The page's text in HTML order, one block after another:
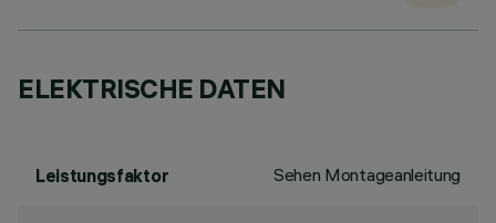
ELEKTRISCHE DATEN
Leistungsfaktor Sehen Montageanleitung